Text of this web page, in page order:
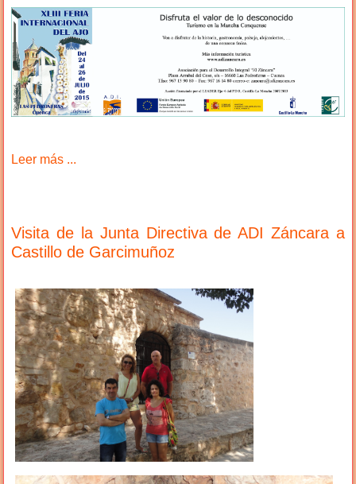
Leer más ...
Visita de la Junta Directiva de ADI Záncara a
Castillo de Garcimuñoz